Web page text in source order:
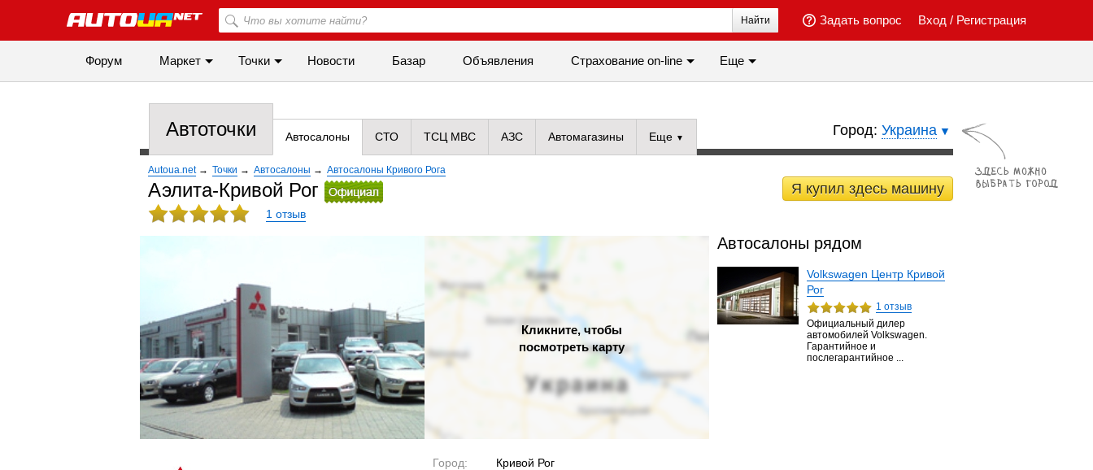
Вход / Регистрация
Задать вопрос
Найти
Форум Маркет Точки Новости Базар Объявления Cтрахование on-line Еще
Город: Украина
Автоточки Автосалоны СТО ТСЦ МВС АЗС Автомагазины Еще
Autoua.net → Точки → Автосалоны → Автосалоны Кривого Рога
Я купил здесь машину
Аэлита-Кривой Рог
1 отзыв
Кликните, чтобы
посмотреть карту
Город:
Кривой Рог
Автосалоны рядом
Volkswagen Центр Кривой
Рог
1 отзыв
Официальный дилер
автомобилей Volkswagen.
Гарантийное и
послегарантийное ...